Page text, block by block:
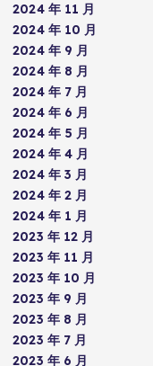
2024 年 11 月
2024 年 10 月
2024 年 9 月
2024 年 8 月
2024 年 7 月
2024 年 6 月
2024 年 5 月
2024 年 4 月
2024 年 3 月
2024 年 2 月
2024 年 1 月
2023 年 12 月
2023 年 11 月
2023 年 10 月
2023 年 9 月
2023 年 8 月
2023 年 7 月
2023 年 6 月